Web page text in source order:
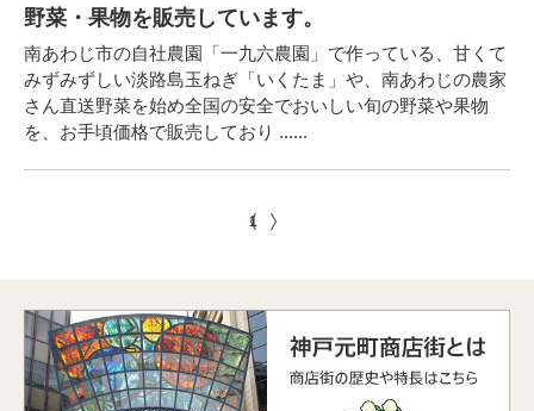
野菜・果物を販売しています。
南あわじ市の自社農園「一九六農園」で作っている、甘くて
みずみずしい淡路島玉ねぎ「いくたま」や、南あわじの農家
さん直送野菜を始め全国の安全でおいしい旬の野菜や果物
を、お手頃価格で販売しており ......
1